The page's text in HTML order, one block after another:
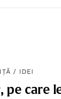
/ IDEI
care